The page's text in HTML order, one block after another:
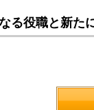
る役職と新た